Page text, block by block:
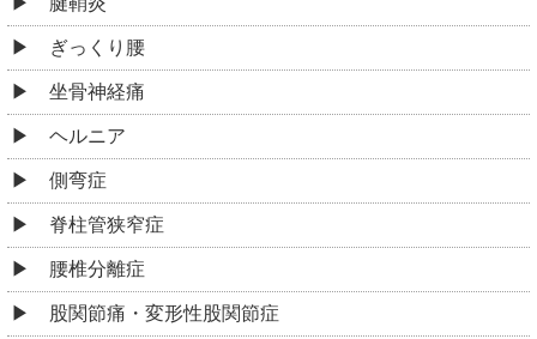
ぎっくり腰
坐骨神経痛
ヘルニア
側弯症
脊柱管狭窄症
腰椎分離症
股関節痛・変形性股関節症